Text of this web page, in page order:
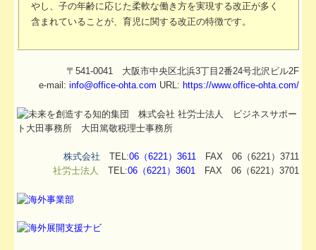
やし、子の年齢に応じた柔軟な働き方を実現する改正が多く
含まれていることが、育児に関する改正の特徴です。
〒541-0041 大阪市中央区北浜3丁目2番24号北沢ビル2F
e-mail: info@office-ohta.com URL: https://www.office-ohta.com/
株式会社 TEL:06（6221）3611FAX 06（6221）3711
社労士法人
TEL:06（6221）3601FAX 06（6221）3701